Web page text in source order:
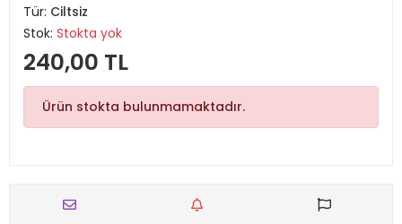
Tür: Ciltsiz
Stok: Stokta yok
240,00 TL
Ürün stokta bulunmamaktadır.